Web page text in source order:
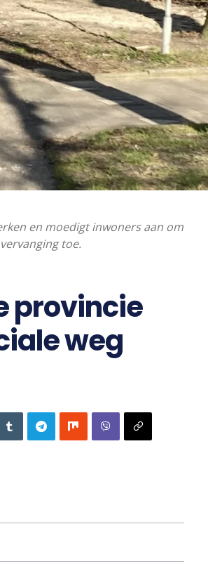
en moedigt inwoners aan om
toe.
provincie
weg